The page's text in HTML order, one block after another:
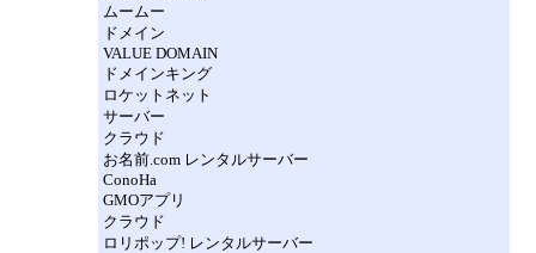
ムームー
ドメイン
VALUE DOMAIN
ドメインキング
ロケットネット
サーバー
クラウド
お名前.com レンタルサーバー
ConoHa
GMOアプリ
クラウド
ロリポップ! レンタルサーバー